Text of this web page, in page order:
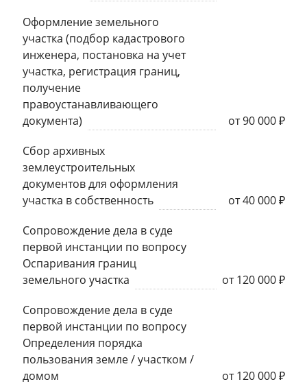
Оформление земельного
участка (подбор кадастрового
инженера, постановка на учет
участка, регистрация границ,
получение
правоустанавливающего
документа)
от 90 000 ₽
Сбор архивных
землеустроительных
документов для оформления
участка в собственность
от 40 000 ₽
Сопровождение дела в суде
первой инстанции по вопросу
Оспаривания границ
земельного участка
от 120 000 ₽
Сопровождение дела в суде
первой инстанции по вопросу
Определения порядка
пользования земле / участком /
домом
от 120 000 ₽